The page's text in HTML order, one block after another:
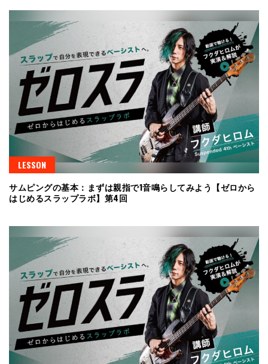
LESSON
サムピングの基本：まずは親指で1音鳴らしてみよう【ゼロから
はじめるスラップラボ】第4回